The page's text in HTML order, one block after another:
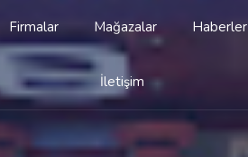
Firmalar Mağazalar Haberler
İletişim